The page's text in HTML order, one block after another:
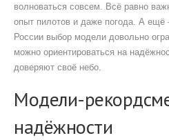
волноваться совсем. Всё равно
опыт пилотов и даже погода. А
России выбор модели довольно
можно ориентироваться на
доверяют своё небо.
Модели-
надёжности